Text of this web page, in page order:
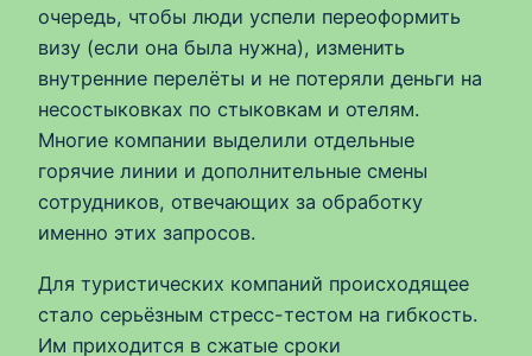
очередь, чтобы люди успели переоформить
визу (если она была нужна), изменить
внутренние перелёты и не потеряли деньги на
несостыковках по стыковкам и отелям.
Многие компании выделили отдельные
горячие линии и дополнительные смены
сотрудников, отвечающих за обработку
именно этих запросов.
Для туристических компаний происходящее
стало серьёзным стресс-тестом на гибкость.
Им приходится в сжатые сроки